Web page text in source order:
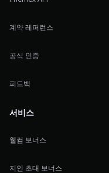
계약 레퍼런스
공식 인증
피드백
서비스
웰컴 보너스
지인 초대 보너스